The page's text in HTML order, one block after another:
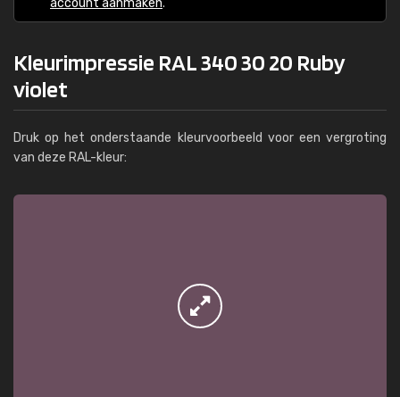
account aanmaken.
Kleurimpressie RAL 340 30 20 Ruby
violet
Druk op het onderstaande kleurvoorbeeld voor een vergroting
van deze RAL-kleur: